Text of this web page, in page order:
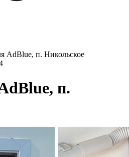
AdBlue, п. Никольское
п.